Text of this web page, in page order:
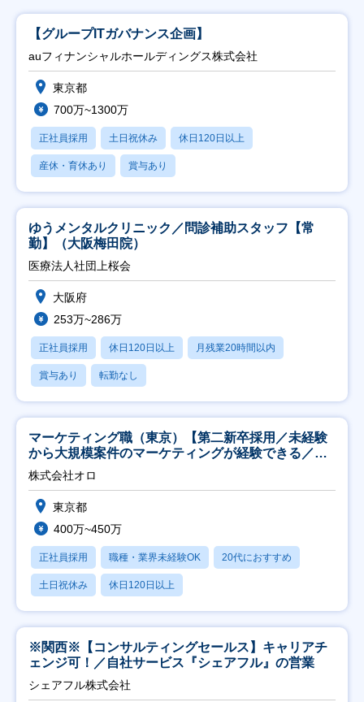
【グループITガバナンス企画】
auフィナンシャルホールディングス株式会社
東京都
700万~1300万
正社員採用 土日祝休み 休日120日以上
産休・育休あり 賞与あり
ゆうメンタルクリニック／問診補助スタッフ【常
勤】（大阪梅田院）
医療法人社団上桜会
大阪府
253万~286万
正社員採用 休日120日以上 月残業20時間以内
賞与あり 転勤なし
マーケティング職（東京）【第二新卒採用／未経験
から大規模案件のマーケティングが経験できる／研
修充実】
株式会社オロ
東京都
400万~450万
正社員採用 職種・業界未経験OK 20代におすすめ
土日祝休み 休日120日以上
※関西※【コンサルティングセールス】キャリアチ
ェンジ可！／自社サービス『シェアフル』の営業
シェアフル株式会社